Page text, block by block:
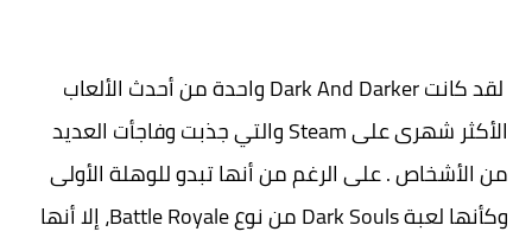
لقد كانت Dark And Darker واحدة من أحدث الألعاب
الأكثر شهرى على Steam والتي جذبت وفاجأت العديد
من الأشخاص . على الرغم من أنها تبدو للوهلة الأولى
وكأنها لعبة Dark Souls من نوع Battle Royale، إلا أنها